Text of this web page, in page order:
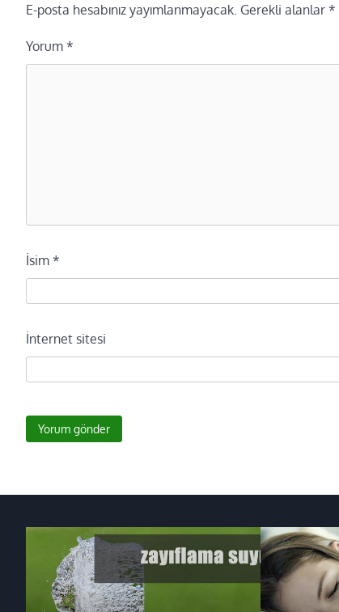
E-posta hesabınız yayımlanmayacak. Gerekli alanlar *
Yorum *
İsim *
İnternet sitesi